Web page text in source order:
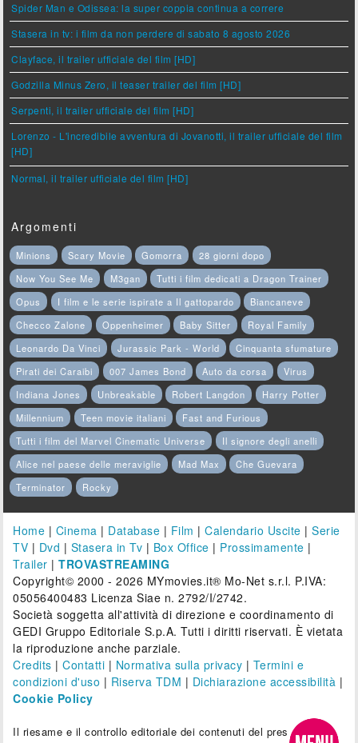
Spider Man e Odissea: la super coppia continua a correre
Stasera in tv: i film da non perdere di sabato 8 agosto 2026
Clayface, il trailer ufficiale del film [HD]
Godzilla Minus Zero, il teaser trailer del film [HD]
Serpenti, il trailer ufficiale del film [HD]
Lorenzo - L'incredibile avventura di Jovanotti, il trailer ufficiale del film
[HD]
Normal, il trailer ufficiale del film [HD]
Argomenti
Minions Scary Movie Gomorra
28 giorni dopo
Now You See Me
M3gan
Tutti i film dedicati a Dragon Trainer
Opus
I film e le serie ispirate a Il gattopardo
Biancaneve
Checco Zalone
Oppenheimer Baby Sitter
Royal Family
Leonardo Da Vinci
Jurassic Park - World
Cinquanta sfumature
Pirati dei Caraibi
007 James Bond Auto da corsa
Virus
Indiana Jones
Unbreakable Robert Langdon
Harry Potter
Millennium
Teen movie italiani
Fast and Furious
Tutti i film del Marvel Cinematic Universe
Il signore degli anelli
Alice nel paese delle meraviglie
Mad Max
Che Guevara
Terminator
Rocky
Home | Cinema | Database | Film |Calendario Uscite |Serie
TV | Dvd | Stasera in Tv | Box Office | Prossimamente |
Trailer |TROVASTREAMING
Copyright© 2000 - 2026 MYmovies.it® Mo-Net s.r.l. P.IVA:
05056400483 Licenza Siae n. 2792/I/2742.
Società soggetta all'attività di direzione e coordinamento di
GEDI Gruppo Editoriale S.p.A. Tutti i diritti riservati. È vietata
la riproduzione anche parziale.
Credits |Contatti | Normativa sulla privacy | Termini e
condizioni d'uso | Riserva TDM | Dichiarazione accessibilità |
Cookie Policy
Il riesame e il controllo editoriale dei contenuti del presente sito